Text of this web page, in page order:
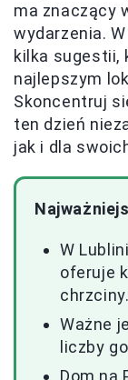
ma znaczący
wydarzenia.
kilka sugestii,
najlepszym
Skoncentruj
ten dzień
jak i dla
W
oferuje
chrzciny.
Ważne
liczby
Dom na